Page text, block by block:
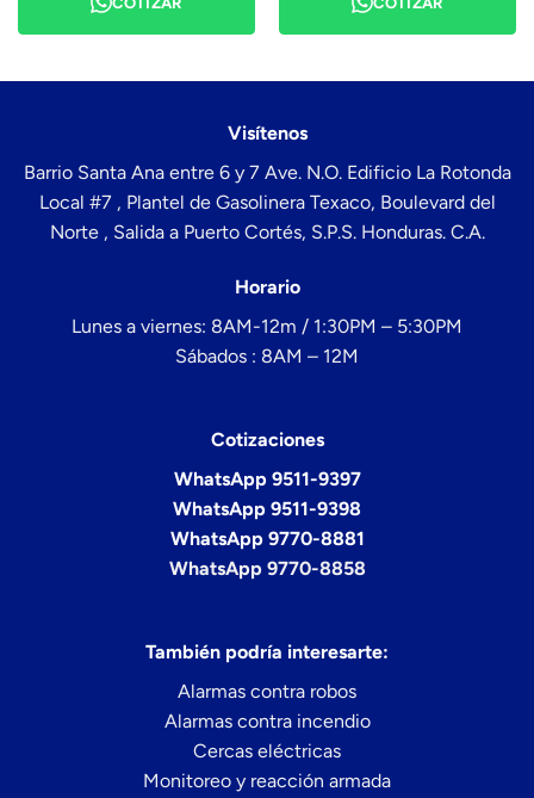
Visítenos
Barrio Santa Ana entre 6 y 7 Ave. N.O. Edificio La Rotonda
Local #7 , Plantel de Gasolinera Texaco, Boulevard del
Norte , Salida a Puerto Cortés, S.P.S. Honduras. C.A.
Horario
Lunes a viernes: 8AM-12m / 1:30PM – 5:30PM
Sábados : 8AM – 12M
Cotizaciones
WhatsApp 9511-9397
WhatsApp 9511-9398
WhatsApp 9770-8881
WhatsApp 9770-8858
También podría interesarte:
Alarmas contra robos
Alarmas contra incendio
Cercas eléctricas
Monitoreo y reacción armada